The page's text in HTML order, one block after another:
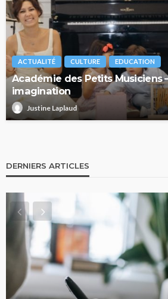
ACTUALITÉ CULTURE EDUCATION
Académie des Petits Musiciens
imagination
Justine Laplaud
DERNIERS ARTICLES